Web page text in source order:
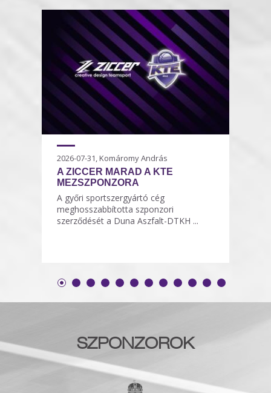
2026-07-31, Komáromy András
A ZICCER MARAD A KTE
MEZSZPONZORA
A győri sportszergyártó cég
meghosszabbította szponzori
szerződését a Duna Aszfalt-DTKH ...
SZPONZOROK